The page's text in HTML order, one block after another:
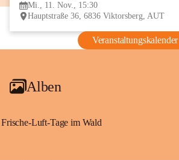
Mi., 11. Nov., 15:30
Hauptstraße 36, 6836 Viktorsberg, AUT
Veranstaltungskalender
Alben
Frische-Luft-Tage im Wald